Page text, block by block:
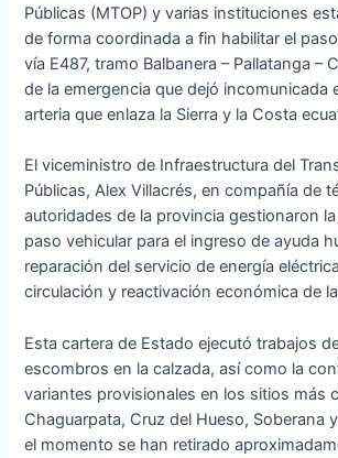
Públicas (MTOP) y varias instituciones
de forma coordinada a fin habilitar el
vía E487, tramo Balbanera – Pallatanga –
de la emergencia que dejó incomunicada
arteria que enlaza la Sierra y la Costa
El viceministro de Infraestructura del
Públicas, Alex Villacrés, en compañía de
autoridades de la provincia gestionaron
paso vehicular para el ingreso de ayuda
reparación del servicio de energía
circulación y reactivación económica de
Esta cartera de Estado ejecutó trabajos
escombros en la calzada, así como la
variantes provisionales en los sitios más
Chaguarpata, Cruz del Hueso, Soberana
el momento se han retirado